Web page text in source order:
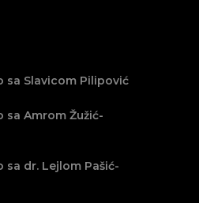
sa Slavicom Pilipović
sa Amrom Žužić-
sa dr. Lejlom Pašić-